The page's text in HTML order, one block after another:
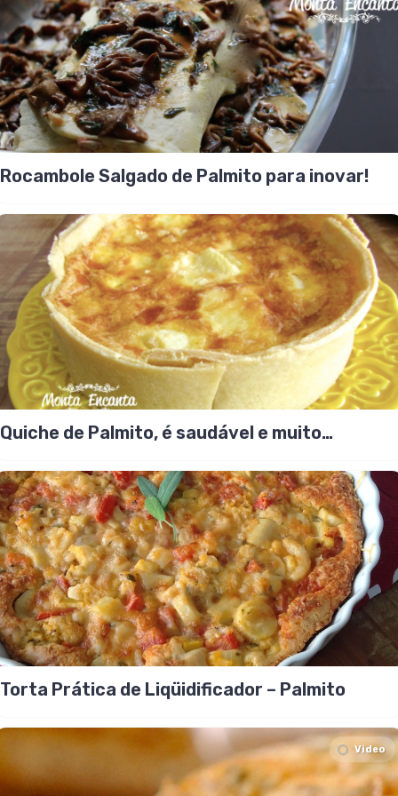
Rocambole Salgado de Palmito para inovar!
Quiche de Palmito, é saudável e muito
Torta Prática de Liqüidificador – Palmito
Video